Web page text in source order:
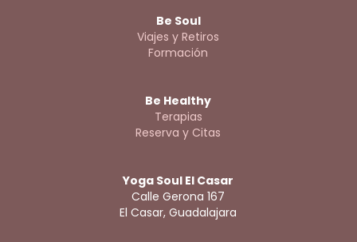
Be Soul
Viajes y Retiros
Formación
Be Healthy
Terapias
Reserva y Citas
Yoga Soul El Casar
Calle Gerona 167
El Casar, Guadalajara